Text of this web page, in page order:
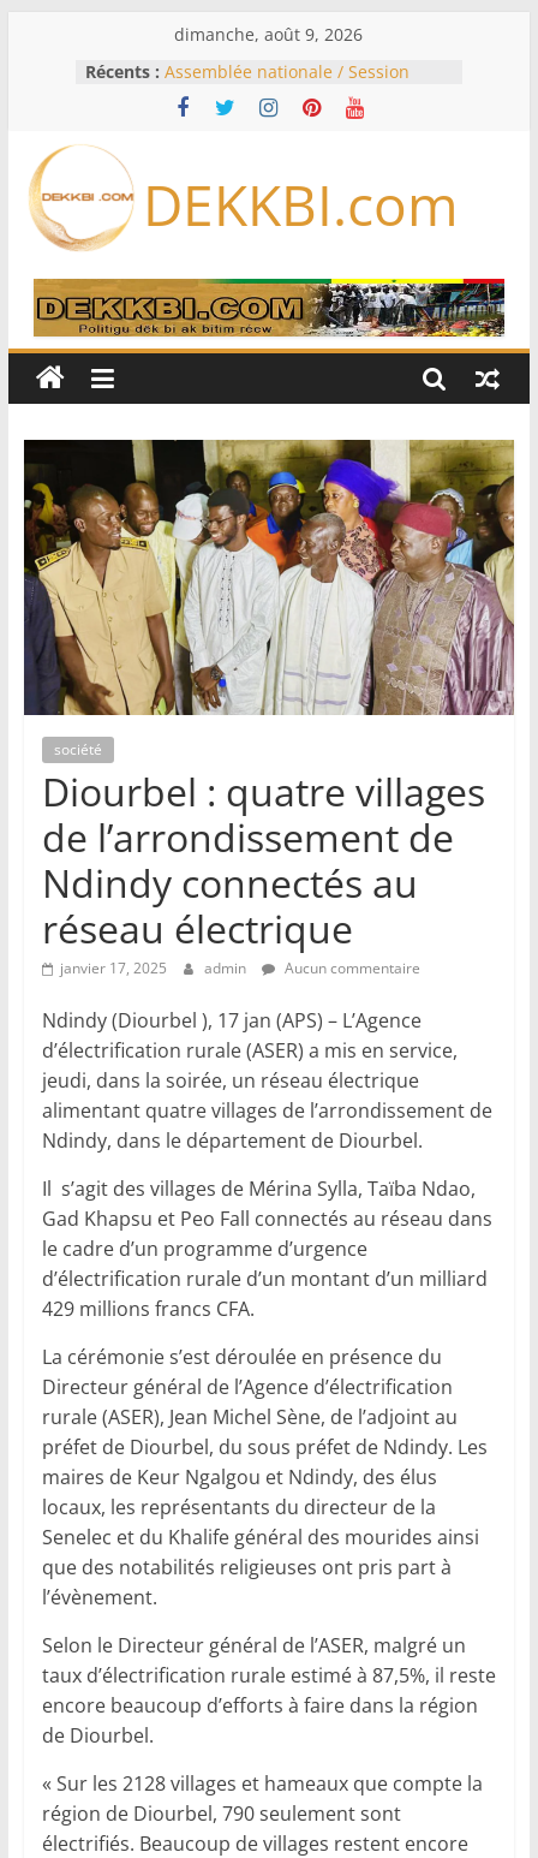
dimanche, août 9, 2026
Récents : Assemblée nationale / Session
extraordinaire: Six commissions
d’enquête à l’ordre du jour ce lundi
Bénin: Patrice Talon élu président
du Sénat, moins de trois mois
Pakistan et la Turquie signent un
accord de défense
RD Congo: Kinshasa interdit les
exportations de cuivre et de cobalt
production
DEKKBI.com
société
Diourbel : quatre villages
de l’arrondissement de
Ndindy connectés au
réseau électrique
janvier 17, 2025 admin Aucun commentaire
Ndindy (Diourbel ), 17 jan (APS) – L’Agence
d’électrification rurale (ASER) a mis en service,
jeudi, dans la soirée, un réseau électrique
alimentant quatre villages de l’arrondissement de
Ndindy, dans le département de Diourbel.
Il s’agit des villages de Mérina Sylla, Taïba Ndao,
Gad Khapsu et Peo Fall connectés au réseau dans
le cadre d’un programme d’urgence
d’électrification rurale d’un montant d’un milliard
429 millions francs CFA.
La cérémonie s’est déroulée en présence du
Directeur général de l’Agence d’électrification
rurale (ASER), Jean Michel Sène, de l’adjoint au
préfet de Diourbel, du sous préfet de Ndindy. Les
maires de Keur Ngalgou et Ndindy, des élus
locaux, les représentants du directeur de la
Senelec et du Khalife général des mourides ainsi
que des notabilités religieuses ont pris part à
l’évènement.
Selon le Directeur général de l’ASER, malgré un
taux d’électrification rurale estimé à 87,5%, il reste
encore beaucoup d’efforts à faire dans la région
de Diourbel.
« Sur les 2128 villages et hameaux que compte la
région de Diourbel, 790 seulement sont
électrifiés. Beaucoup de villages restent encore